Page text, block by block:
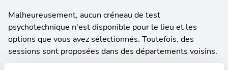
Malheureusement, aucun créneau de test
psychotechnique n'est disponible pour le lieu et les
options que vous avez sélectionnés. Toutefois, des
sessions sont proposées dans des départements voisins.